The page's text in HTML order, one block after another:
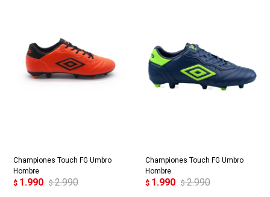
Championes Touch FG Umbro
Hombre
$ 1.990 $ 2.990
Championes Touch FG Umbro
Hombre
$ 1.990 $ 2.990